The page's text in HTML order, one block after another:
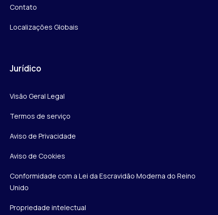
Contato
Localizações Globais
Jurídico
Visão Geral Legal
Termos de serviço
Aviso de Privacidade
Aviso de Cookies
Conformidade com a Lei da Escravidão Moderna do Reino
Unido
Propriedade intelectual